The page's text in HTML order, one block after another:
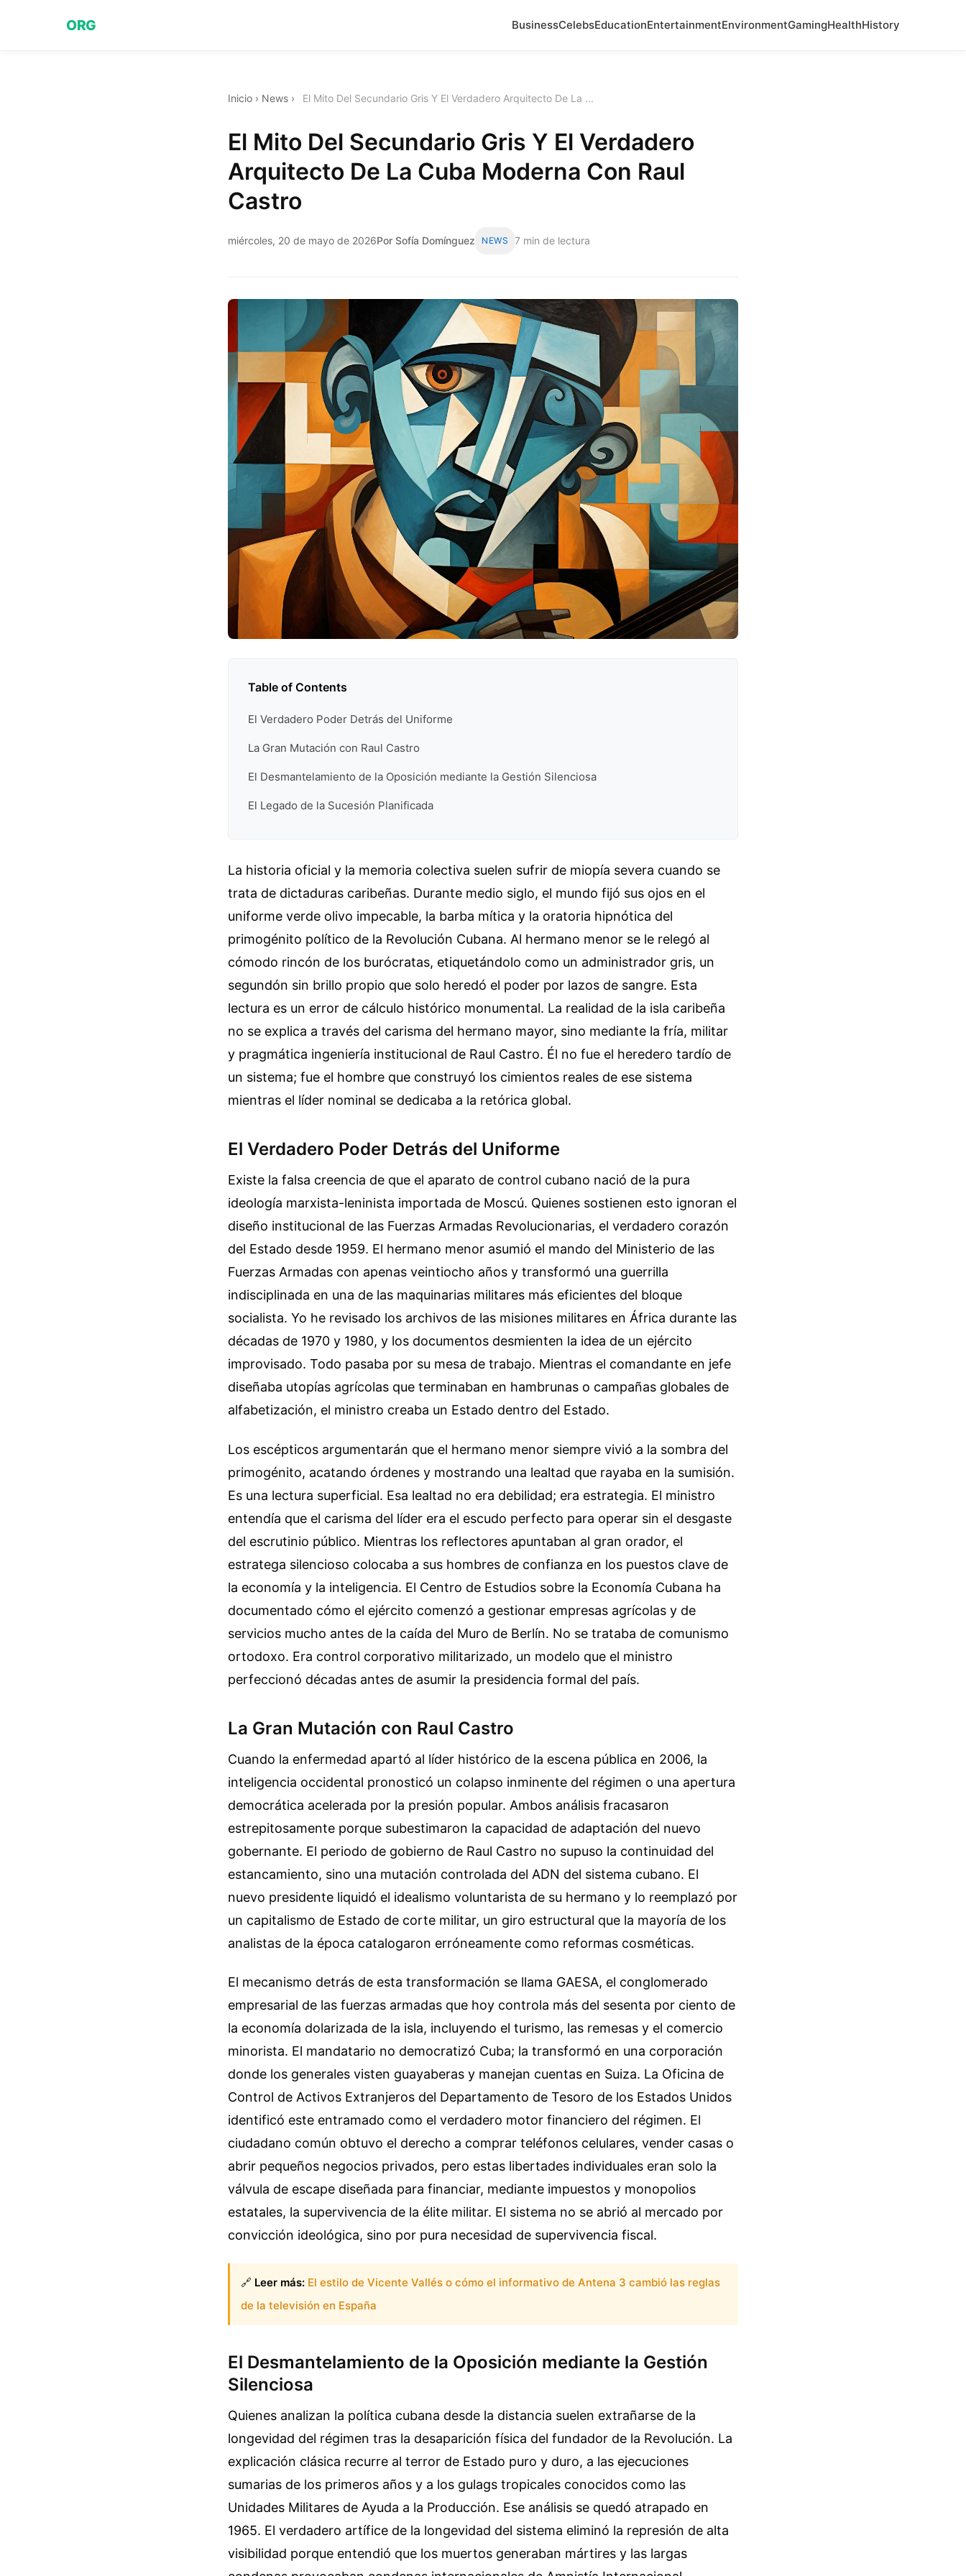
ORG BusinessCelebsEducationEntertainmentEnvironmentGamingHealthHistory
Inicio › News › El Mito Del Secundario Gris Y El Verdadero Arquitecto De La ...
El Mito Del Secundario Gris Y El Verdadero
Arquitecto De La Cuba Moderna Con Raul
Castro
miércoles, 20 de mayo de 2026Por Sofía Domínguez NEWS 7 min de lectura
Table of Contents
El Verdadero Poder Detrás del Uniforme
La Gran Mutación con Raul Castro
El Desmantelamiento de la Oposición mediante la Gestión Silenciosa
El Legado de la Sucesión Planificada
La historia oficial y la memoria colectiva suelen sufrir de miopía severa cuando se
trata de dictaduras caribeñas. Durante medio siglo, el mundo fijó sus ojos en el
uniforme verde olivo impecable, la barba mítica y la oratoria hipnótica del
primogénito político de la Revolución Cubana. Al hermano menor se le relegó al
cómodo rincón de los burócratas, etiquetándolo como un administrador gris, un
segundón sin brillo propio que solo heredó el poder por lazos de sangre. Esta
lectura es un error de cálculo histórico monumental. La realidad de la isla caribeña
no se explica a través del carisma del hermano mayor, sino mediante la fría, militar
y pragmática ingeniería institucional de Raul Castro. Él no fue el heredero tardío de
un sistema; fue el hombre que construyó los cimientos reales de ese sistema
mientras el líder nominal se dedicaba a la retórica global.
El Verdadero Poder Detrás del Uniforme
Existe la falsa creencia de que el aparato de control cubano nació de la pura
ideología marxista-leninista importada de Moscú. Quienes sostienen esto ignoran el
diseño institucional de las Fuerzas Armadas Revolucionarias, el verdadero corazón
del Estado desde 1959. El hermano menor asumió el mando del Ministerio de las
Fuerzas Armadas con apenas veintiocho años y transformó una guerrilla
indisciplinada en una de las maquinarias militares más eficientes del bloque
socialista. Yo he revisado los archivos de las misiones militares en África durante las
décadas de 1970 y 1980, y los documentos desmienten la idea de un ejército
improvisado. Todo pasaba por su mesa de trabajo. Mientras el comandante en jefe
diseñaba utopías agrícolas que terminaban en hambrunas o campañas globales de
alfabetización, el ministro creaba un Estado dentro del Estado.
Los escépticos argumentarán que el hermano menor siempre vivió a la sombra del
primogénito, acatando órdenes y mostrando una lealtad que rayaba en la sumisión.
Es una lectura superficial. Esa lealtad no era debilidad; era estrategia. El ministro
entendía que el carisma del líder era el escudo perfecto para operar sin el desgaste
del escrutinio público. Mientras los reflectores apuntaban al gran orador, el
estratega silencioso colocaba a sus hombres de confianza en los puestos clave de
la economía y la inteligencia. El Centro de Estudios sobre la Economía Cubana ha
documentado cómo el ejército comenzó a gestionar empresas agrícolas y de
servicios mucho antes de la caída del Muro de Berlín. No se trataba de comunismo
ortodoxo. Era control corporativo militarizado, un modelo que el ministro
perfeccionó décadas antes de asumir la presidencia formal del país.
La Gran Mutación con Raul Castro
Cuando la enfermedad apartó al líder histórico de la escena pública en 2006, la
inteligencia occidental pronosticó un colapso inminente del régimen o una apertura
democrática acelerada por la presión popular. Ambos análisis fracasaron
estrepitosamente porque subestimaron la capacidad de adaptación del nuevo
gobernante. El periodo de gobierno de Raul Castro no supuso la continuidad del
estancamiento, sino una mutación controlada del ADN del sistema cubano. El
nuevo presidente liquidó el idealismo voluntarista de su hermano y lo reemplazó por
un capitalismo de Estado de corte militar, un giro estructural que la mayoría de los
analistas de la época catalogaron erróneamente como reformas cosméticas.
El mecanismo detrás de esta transformación se llama GAESA, el conglomerado
empresarial de las fuerzas armadas que hoy controla más del sesenta por ciento de
la economía dolarizada de la isla, incluyendo el turismo, las remesas y el comercio
minorista. El mandatario no democratizó Cuba; la transformó en una corporación
donde los generales visten guayaberas y manejan cuentas en Suiza. La Oficina de
Control de Activos Extranjeros del Departamento de Tesoro de los Estados Unidos
identificó este entramado como el verdadero motor financiero del régimen. El
ciudadano común obtuvo el derecho a comprar teléfonos celulares, vender casas o
abrir pequeños negocios privados, pero estas libertades individuales eran solo la
válvula de escape diseñada para financiar, mediante impuestos y monopolios
estatales, la supervivencia de la élite militar. El sistema no se abrió al mercado por
convicción ideológica, sino por pura necesidad de supervivencia fiscal.
🔗 Leer más: El estilo de Vicente Vallés o cómo el informativo de Antena 3 cambió las reglas
de la televisión en España
El Desmantelamiento de la Oposición mediante la Gestión
Silenciosa
Quienes analizan la política cubana desde la distancia suelen extrañarse de la
longevidad del régimen tras la desaparición física del fundador de la Revolución. La
explicación clásica recurre al terror de Estado puro y duro, a las ejecuciones
sumarias de los primeros años y a los gulags tropicales conocidos como las
Unidades Militares de Ayuda a la Producción. Ese análisis se quedó atrapado en
1965. El verdadero artífice de la longevidad del sistema eliminó la represión de alta
visibilidad porque entendió que los muertos generaban mártires y las largas